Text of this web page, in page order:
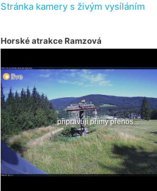
Stránka kamery s živým vysíláním
Horské atrakce Ramzová